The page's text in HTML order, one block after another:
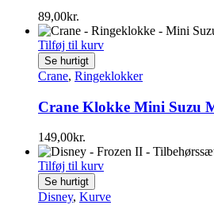
89,00kr.
Tilføj til kurv
Se hurtigt
Crane, Ringeklokker
Crane Klokke Mini Suzu
149,00kr.
Tilføj til kurv
Se hurtigt
Disney, Kurve